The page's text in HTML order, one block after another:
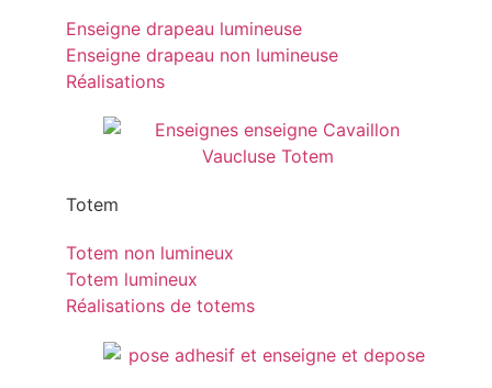
Enseigne drapeau lumineuse
Enseigne drapeau non lumineuse
Réalisations
Totem
Totem non lumineux
Totem lumineux
Réalisations de totems